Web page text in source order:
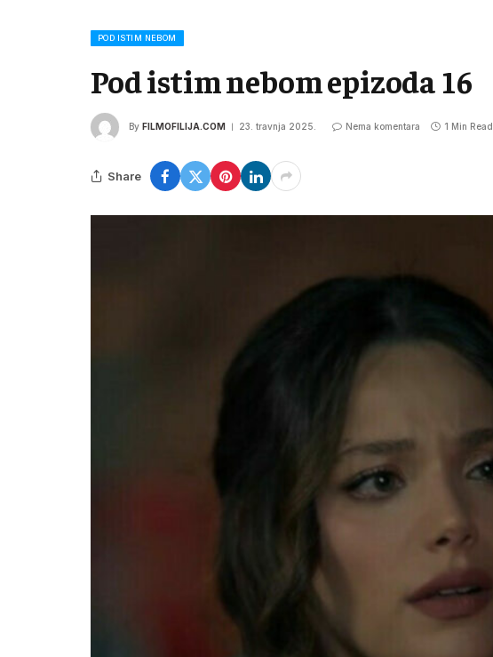
POD ISTIM NEBOM
Pod istim nebom epizoda 16
By FILMOFILIJA.COM 23. travnja 2025. Nema komentara 1 Min Read
Share